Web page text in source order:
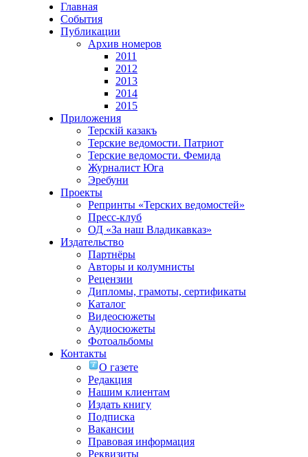
Главная
События
Публикации
Архив номеров
2011
2012
2013
2014
2015
Приложения
Терскiй казакъ
Терские ведомости. Патриот
Терские ведомости. Фемида
Журналист Юга
Эребуни
Проекты
Репринты «Терских ведомостей»
Пресс-клуб
ОД «За наш Владикавказ»
Издательство
Партнёры
Авторы и колумнисты
Рецензии
Дипломы, грамоты, сертификаты
Каталог
Видеосюжеты
Аудиосюжеты
Фотоальбомы
Контакты
О газете
Редакция
Нашим клиентам
Издать книгу
Подписка
Вакансии
Правовая информация
Реквизиты